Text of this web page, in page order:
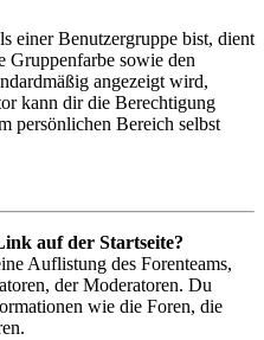
einer Benutzergruppe bist, dient
Gruppenfarbe sowie den
angezeigt wird,
kann dir die Berechtigung
persönlichen Bereich selbst
auf der Startseite?
Auflistung des Forenteams,
der Moderatoren. Du
wie die Foren, die